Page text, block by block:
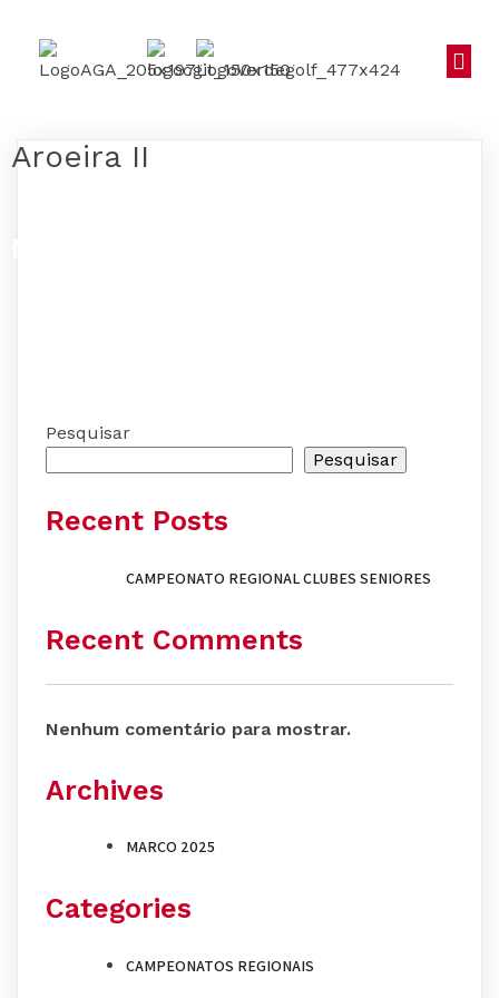
Aroeira II
Pesquisar
Pesquisar
Recent Posts
CAMPEONATO REGIONAL CLUBES SENIORES
Recent Comments
Nenhum comentário para mostrar.
Archives
MARÇO 2025
Categories
CAMPEONATOS REGIONAIS